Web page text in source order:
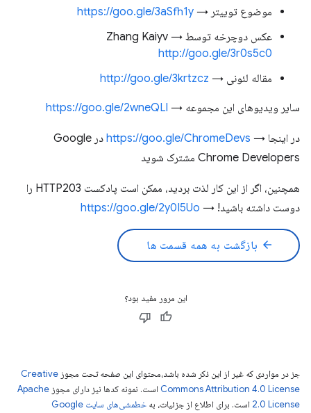
موضوع توییتر → https://goo.gle/3aSfh1y
عکس دوچرخه توسط Zhang Kaiyv →
http://goo.gle/3r0s5c0
مقاله لئونی → http://goo.gle/3krtzcz
سایر ویدیوهای این مجموعه → https://goo.gle/2wneQLl
در اینجا → https://goo.gle/ChromeDevs
در Google
Chrome Developers مشترک شوید
همچنین، اگر از این کار لذت بردید، ممکن است پادکست HTTP203 را
دوست داشته باشید! → https://goo.gle/2y0I5Uo
arrow_back بازگشت به همه قسمت ها
این مرور مفید بود؟
جز در مواردی که غیر از این ذکر شده باشد،‌محتوای این صفحه تحت مجوز Creative
Commons Attribution 4.0 License است. نمونه کدها نیز دارای مجوز Apache
2.0 License است. برای اطلاع از جزئیات، به
خطمشی‌های سایت Google